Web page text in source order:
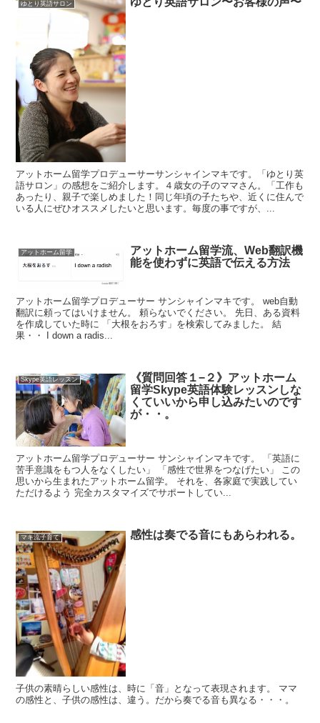
ゆとり英語サロン
アットホーム留学プロデューサーサンシャインマキです。「ゆとり英
語サロン」の感想をご紹介します。４歳女の子のママさん。「工作も
あったり、親子で楽しめました！同じ年頃の子たちや、近くに住んで
いる人にぜひオススメしたいと思います。毎度の事ですが、...
アットホーム留学
アットホーム留学流、Web翻訳機
能を使わずに英語で伝える方法
アットホーム留学プロデューサー サンシャインマキです。 web自動
翻訳に頼ってはいけません。 頼らないでください。 先日、ある資料
を作成していた時に 「大根をおろす」を検索してみました。 結
果・・ I down a radis...
Skype英語レッスン
《質問回答１−２》アットホーム
留学Skype英語体験レッスンしな
くていいから申し込みたいのです
が・・。
アットホーム留学プロデューサー サンシャインマキです。 「英語に
苦手意識をもつ人をなくしたい」 「感性で世界をつなげたい」 この
思いから生まれたアットホーム留学。 それを、各家庭で実践してい
ただけるよう 完全カスタマイズでサポートしてい...
マキ流子育て 感性は奏でる音にもあらわれる。
子供の素晴らしい感性は、時に「音」となって表現されます。 ママ
の感性と、子供の感性は、違う。だから奏でる音も異なる・・・。